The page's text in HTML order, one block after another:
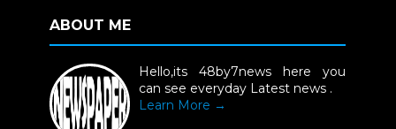
ABOUT ME
Hello,its 48by7news here you
can see everyday Latest news .
Learn More →